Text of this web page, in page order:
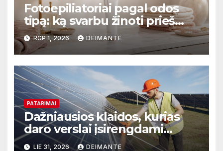
Fotoepiliatoriai pagal odos
tipą: ką svarbu žinoti prieš
perkant?
RGP 1, 2026 DEIMANTE
PATARIMAI
Dažniausios klaidos, kurias
daro verslai įsirengdami
saulės elektrinę
LIE 31, 2026 DEIMANTE